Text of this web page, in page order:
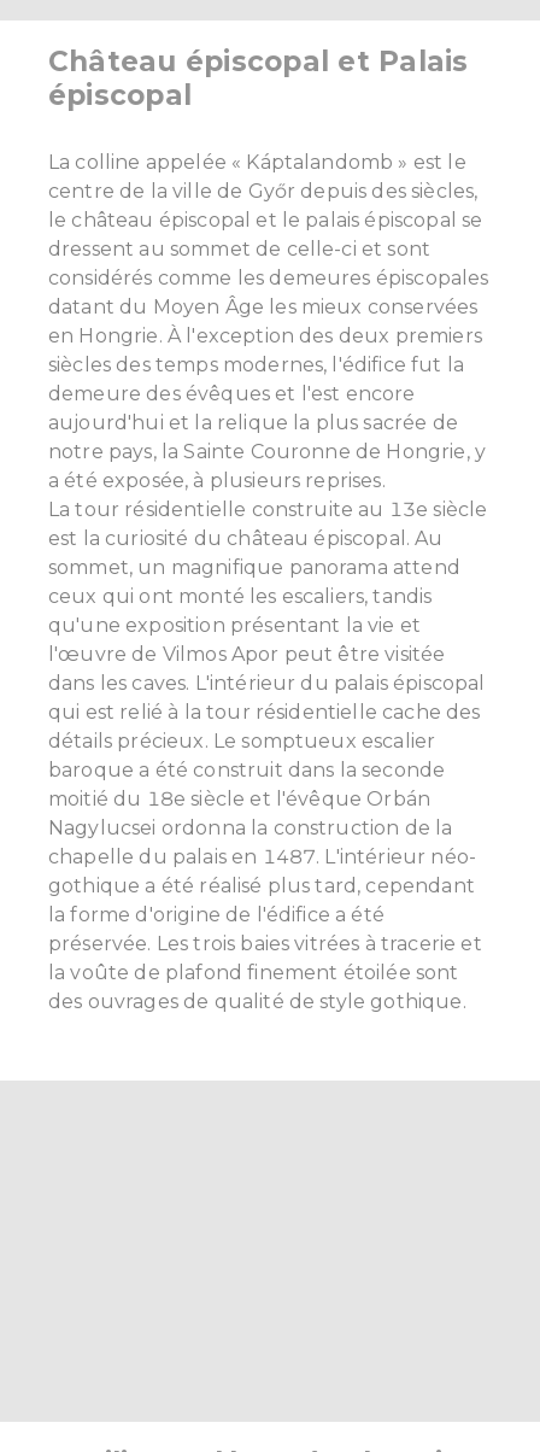
Château épiscopal et Palais
épiscopal
La colline appelée « Káptalandomb » est le
centre de la ville de Győr depuis des siècles,
le château épiscopal et le palais épiscopal se
dressent au sommet de celle-ci et sont
considérés comme les demeures épiscopales
datant du Moyen Âge les mieux conservées
en Hongrie. À l'exception des deux premiers
siècles des temps modernes, l'édifice fut la
demeure des évêques et l'est encore
aujourd'hui et la relique la plus sacrée de
notre pays, la Sainte Couronne de Hongrie, y
a été exposée, à plusieurs reprises.
La tour résidentielle construite au 13e siècle
est la curiosité du château épiscopal. Au
sommet, un magnifique panorama attend
ceux qui ont monté les escaliers, tandis
qu'une exposition présentant la vie et
l'œuvre de Vilmos Apor peut être visitée
dans les caves. L'intérieur du palais épiscopal
qui est relié à la tour résidentielle cache des
détails précieux. Le somptueux escalier
baroque a été construit dans la seconde
moitié du 18e siècle et l'évêque Orbán
Nagylucsei ordonna la construction de la
chapelle du palais en 1487. L'intérieur néo-
gothique a été réalisé plus tard, cependant
la forme d'origine de l'édifice a été
préservée. Les trois baies vitrées à tracerie et
la voûte de plafond finement étoilée sont
des ouvrages de qualité de style gothique.